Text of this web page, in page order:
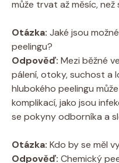
může trvat až měsíc,
Otázka: Jaké jsou
peelingu?
Odpověď: Mezi běžné
pálení, otoky, suchost a
hlubokého peelingu
komplikací, jako jsou
se pokyny odborníka a
Otázka: Kdo by se měl
Odpověď: Chemický